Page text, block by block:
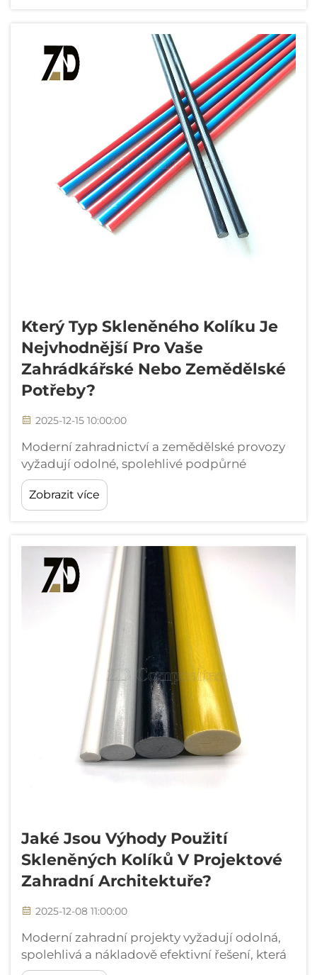
Odolnost a provozní vlastnosti těchto
Který Typ Skleněného Kolíku Je
Nejvhodnější Pro Vaše
Zahrádkářské Nebo Zemědělské
Potřeby?
2025-12-15 10:00:00
Moderní zahradnictví a zemědělské provozy
vyžadují odolné, spolehlivé podpůrné
systémy, které odolají nepříznivým
povětrnostním podmínkám a zároveň
poskytují dlouhodobou hodnotu. Skleněný
tradičním dřevěným a kovovým...
Zobrazit více
Jaké Jsou Výhody Použití
Skleněných Kolíků V Projektové
Zahradní Architektuře?
2025-12-08 11:00:00
Moderní zahradní projekty vyžadují odolná,
spolehlivá a nákladově efektivní řešení, která
odolají různým klimatickým podmínkám a